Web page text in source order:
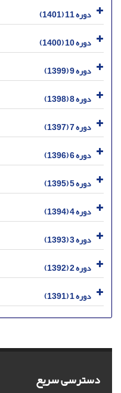
دوره 11 (1401)
دوره 10 (1400)
دوره 9 (1399)
دوره 8 (1398)
دوره 7 (1397)
دوره 6 (1396)
دوره 5 (1395)
دوره 4 (1394)
دوره 3 (1393)
دوره 2 (1392)
دوره 1 (1391)
دسترسی سریع